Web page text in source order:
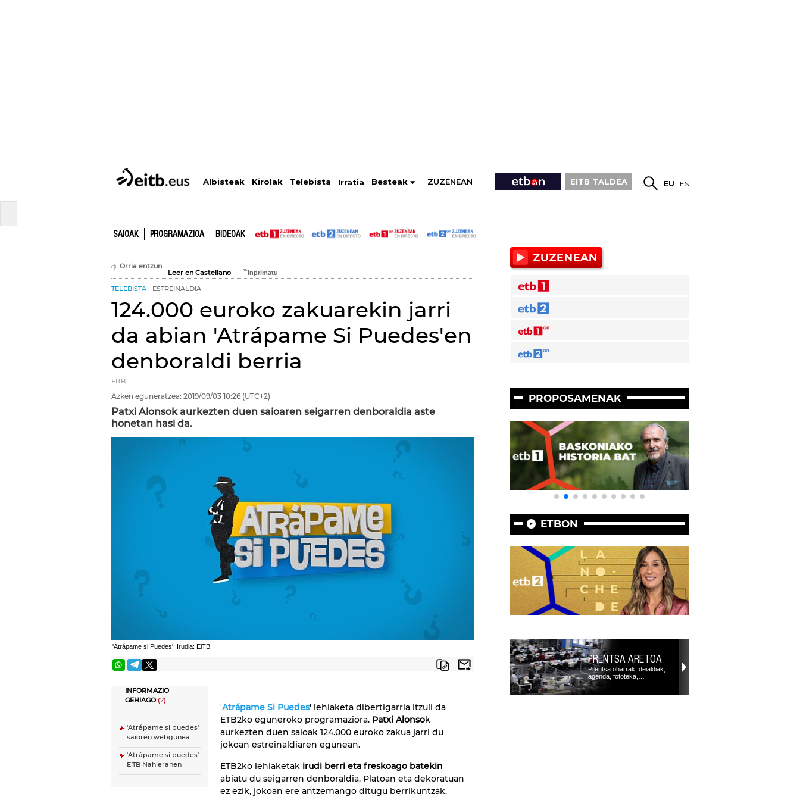
Albisteak Kirolak Telebista Irratia Besteak ZUZENEAN EITB TALDEA EU ES
SAIOAK PROGRAMAZIOA BIDEOAK
Orria entzun
Leer en Castellano
TELEBISTA ESTREINALDIA
124.000 euroko zakuarekin jarri
da abian 'Atrápame Si Puedes'en
denboraldi berria
EITB
Azken eguneratzea: 2019/09/03 10:26 (UTC+2)
Patxi Alonsok aurkezten duen saioaren seigarren denboraldia aste
honetan hasi da.
'Atrápame si Puedes'. Irudia: EiTB
INFORMAZIO
GEHIAGO(2)
'Atrápame si puedes'
saioren webgunea
'Atrápame si puedes'
EiTB Nahieranen
'Atrápame Si Puedes' lehiaketa dibertigarria itzuli da
ETB2ko eguneroko programaziora. Patxi Alonsok
aurkezten duen saioak 124.000 euroko zakua jarri du
jokoan estreinaldiaren egunean.
ETB2ko lehiaketak irudi berri eta freskoago batekin
abiatu du seigarren denboraldia. Platoan eta dekoratuan
ez ezik, jokoan ere antzemango ditugu berrikuntzak.
PROPOSAMENAK
ETBON
PRENTSA ARETOA
Prentsa oharrak, deialdiak,
agenda, fototeka,…